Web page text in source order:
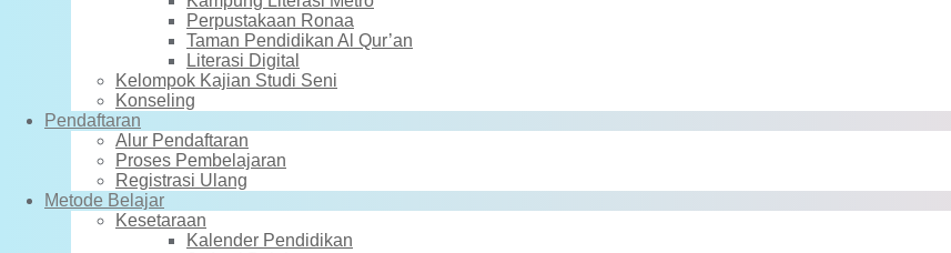
Perpustakaan Ronaa
Taman Pendidikan Al Qur’an
Literasi Digital
Kelompok Kajian Studi Seni
Konseling
Pendaftaran
Alur Pendaftaran
Proses Pembelajaran
Registrasi Ulang
Metode Belajar
Kesetaraan
Kalender Pendidikan